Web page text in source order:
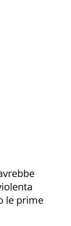
le prime